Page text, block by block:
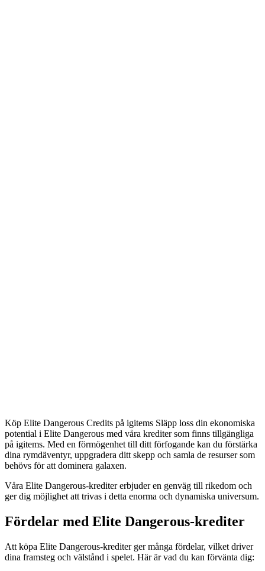
Köp Elite Dangerous Credits på igitems Släpp loss din ekonomiska
potential i Elite Dangerous med våra krediter som finns tillgängliga
på igitems. Med en förmögenhet till ditt förfogande kan du förstärka
dina rymdäventyr, uppgradera ditt skepp och samla de resurser som
behövs för att dominera galaxen.
Våra Elite Dangerous-krediter erbjuder en genväg till rikedom och
ger dig möjlighet att trivas i detta enorma och dynamiska universum.
Fördelar med Elite Dangerous-krediter
Att köpa Elite Dangerous-krediter ger många fördelar, vilket driver
dina framsteg och välstånd i spelet. Här är vad du kan förvänta dig: